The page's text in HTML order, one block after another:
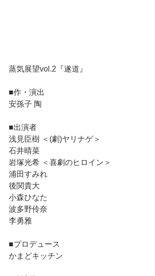
蒸気展望vol.2『遂道』
■作・演出
安孫子 陶
■出演者
浅見臣樹 ＜(劇)ヤリナゲ＞
石井晴菜
岩塚光希 ＜喜劇のヒロイン＞
浦田すみれ
後関貴大
小森ひなた
波多野伶奈
李勇雅
■プロデュース
かまどキッチン